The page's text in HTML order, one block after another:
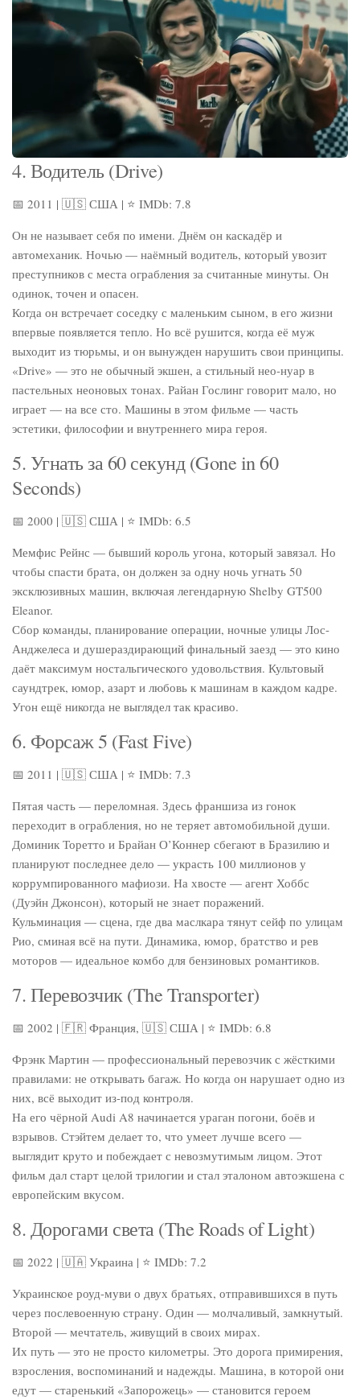
4. Водитель (Drive)
📅 2011 | 🇺🇸 США | ⭐ IMDb: 7.8
Он не называет себя по имени. Днём он каскадёр и
автомеханик. Ночью — наёмный водитель, который увозит
преступников с места ограбления за считанные минуты. Он
одинок, точен и опасен.
Когда он встречает соседку с маленьким сыном, в его жизни
впервые появляется тепло. Но всё рушится, когда её муж
выходит из тюрьмы, и он вынужден нарушить свои принципы.
«Drive» — это не обычный экшен, а стильный нео-нуар в
пастельных неоновых тонах. Райан Гослинг говорит мало, но
играет — на все сто. Машины в этом фильме — часть
эстетики, философии и внутреннего мира героя.
5. Угнать за 60 секунд (Gone in 60
Seconds)
📅 2000 | 🇺🇸 США | ⭐ IMDb: 6.5
Мемфис Рейнс — бывший король угона, который завязал. Но
чтобы спасти брата, он должен за одну ночь угнать 50
эксклюзивных машин, включая легендарную Shelby GT500
Eleanor.
Сбор команды, планирование операции, ночные улицы Лос-
Анджелеса и душераздирающий финальный заезд — это кино
даёт максимум ностальгического удовольствия. Культовый
саундтрек, юмор, азарт и любовь к машинам в каждом кадре.
Угон ещё никогда не выглядел так красиво.
6. Форсаж 5 (Fast Five)
📅 2011 | 🇺🇸 США | ⭐ IMDb: 7.3
Пятая часть — переломная. Здесь франшиза из гонок
переходит в ограбления, но не теряет автомобильной души.
Доминик Торетто и Брайан О’Коннер сбегают в Бразилию и
планируют последнее дело — украсть 100 миллионов у
коррумпированного мафиози. На хвосте — агент Хоббс
(Дуэйн Джонсон), который не знает поражений.
Кульминация — сцена, где два маслкара тянут сейф по улицам
Рио, сминая всё на пути. Динамика, юмор, братство и рев
моторов — идеальное комбо для бензиновых романтиков.
7. Перевозчик (The Transporter)
📅 2002 | 🇫🇷 Франция, 🇺🇸 США | ⭐ IMDb: 6.8
Фрэнк Мартин — профессиональный перевозчик с жёсткими
правилами: не открывать багаж. Но когда он нарушает одно из
них, всё выходит из-под контроля.
На его чёрной Audi A8 начинается ураган погони, боёв и
взрывов. Стэйтем делает то, что умеет лучше всего —
выглядит круто и побеждает с невозмутимым лицом. Этот
фильм дал старт целой трилогии и стал эталоном автоэкшена с
европейским вкусом.
8. Дорогами света (The Roads of Light)
📅 2022 | 🇺🇦 Украина | ⭐ IMDb: 7.2
Украинское роуд-муви о двух братьях, отправившихся в путь
через послевоенную страну. Один — молчаливый, замкнутый.
Второй — мечтатель, живущий в своих мирах.
Их путь — это не просто километры. Это дорога примирения,
взросления, воспоминаний и надежды. Машина, в которой они
едут — старенький «Запорожець» — становится героем